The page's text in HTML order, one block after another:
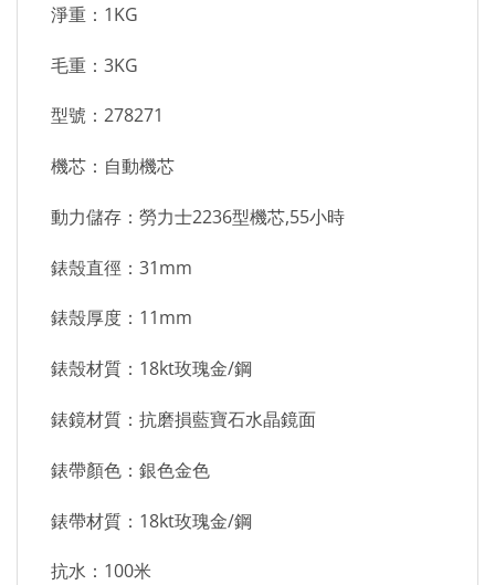
淨重：1KG
毛重：3KG
型號：278271
機芯：自動機芯
動力儲存：勞力士2236型機芯,55小時
錶殼直徑：31mm
錶殼厚度：11mm
錶殼材質：18kt玫瑰金/鋼
錶鏡材質：抗磨損藍寶石水晶鏡面
錶帶顏色：銀色金色
錶帶材質：18kt玫瑰金/鋼
抗水：100米